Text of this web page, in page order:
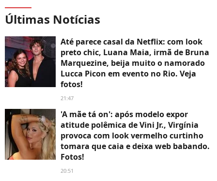
Últimas Notícias
Até parece casal da Netflix: com look
preto chic, Luana Maia, irmã de Bruna
Marquezine, beija muito o namorado
Lucca Picon em evento no Rio. Veja
fotos!
21:47
'A mãe tá on': após modelo expor
atitude polêmica de Vini Jr., Virgínia
provoca com look vermelho curtinho
tomara que caia e deixa web babando.
Fotos!
20:51